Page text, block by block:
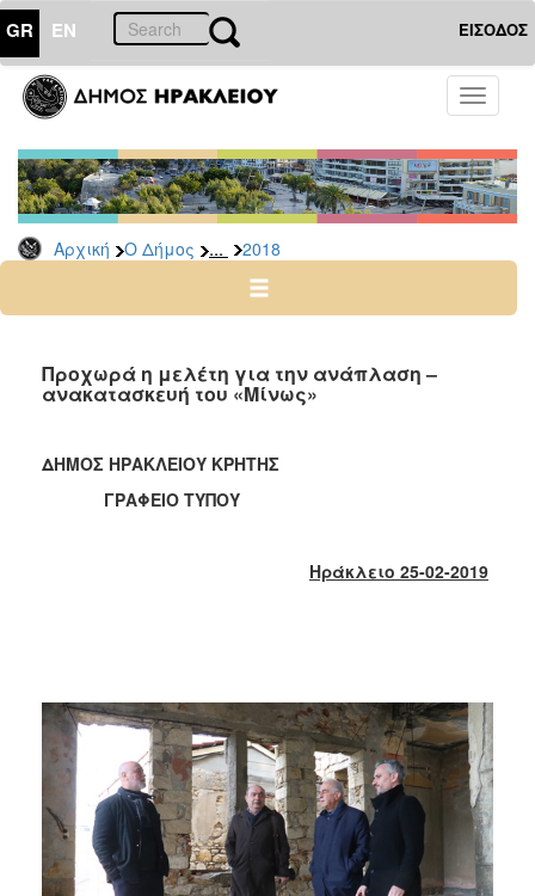
GR EN ΕΙΣΟΔΟΣ
Toggle
Αρχική Ο Δήμος ... 2018
ΔΗΜΟΣ
Δελτία
Τύπου
Αρχείο
2026
2024
2022
2020
2019
2012
2010
2006
Προχωρά η μελέτη για την ανάπλαση –
ανακατασκευή του «Μίνως»
ΔΗΜΟΣ ΗΡΑΚΛΕΙΟΥ ΚΡΗΤΗΣ
ΓΡΑΦΕΙΟ ΤΥΠΟΥ
Ηράκλειο 25-02-2019